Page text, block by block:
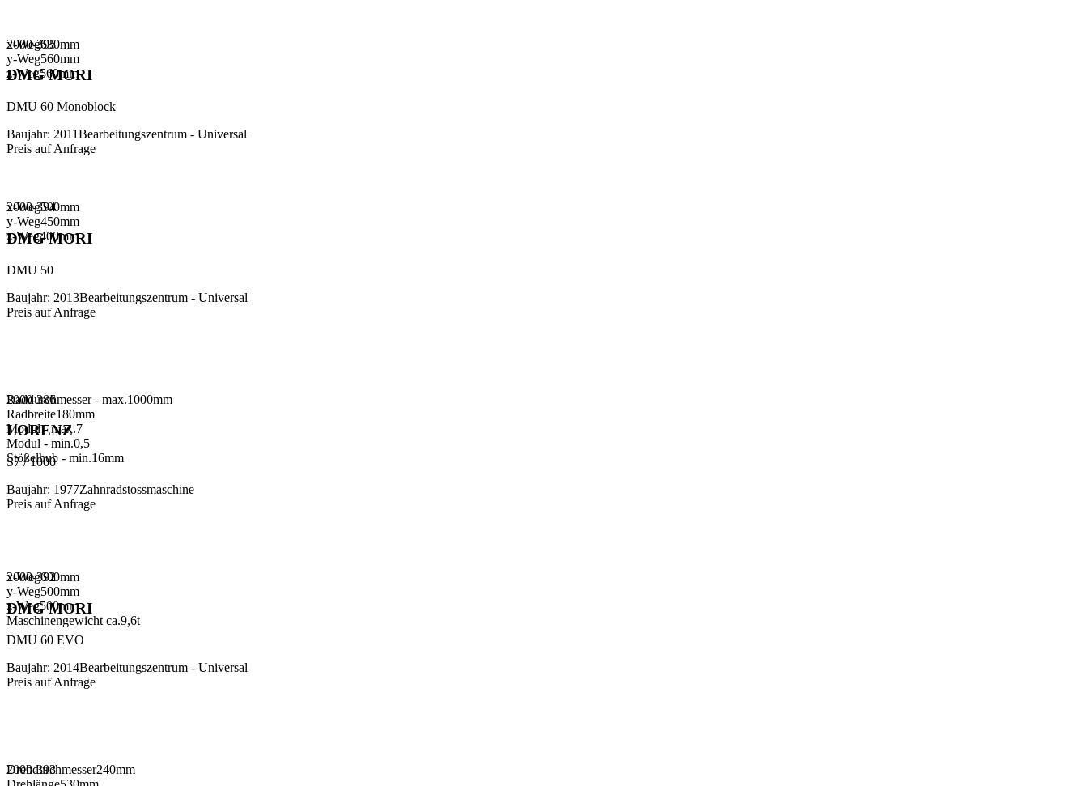
x-Weg630mm
y-Weg560mm
z-Weg560mm
2000-395
DMG MORI
DMU 60 Monoblock
Baujahr: 2011Bearbeitungszentrum - Universal
Preis auf Anfrage
x-Weg500mm
y-Weg450mm
z-Weg400mm
2000-394
DMG MORI
DMU 50
Baujahr: 2013Bearbeitungszentrum - Universal
Preis auf Anfrage
Raddurchmesser - max.1000mm
Radbreite180mm
Modul - max.7
Modul - min.0,5
Stößelhub - min.16mm
2000-386
LORENZ
S7 / 1000
Baujahr: 1977Zahnradstossmaschine
Preis auf Anfrage
x-Weg600mm
y-Weg500mm
z-Weg500mm
Maschinengewicht ca.9,6t
2000-392
DMG MORI
DMU 60 EVO
Baujahr: 2014Bearbeitungszentrum - Universal
Preis auf Anfrage
Drehdurchmesser240mm
2000-393